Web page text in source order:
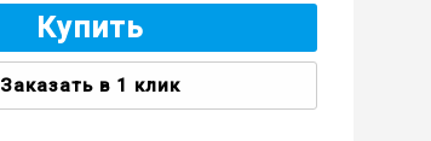
Купить
Заказать в 1 клик